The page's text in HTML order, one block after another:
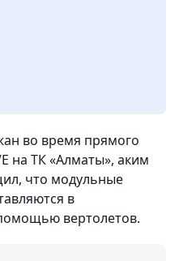
во время прямого
на ТК «Алматы», аким
что модульные
в
вертолетов.